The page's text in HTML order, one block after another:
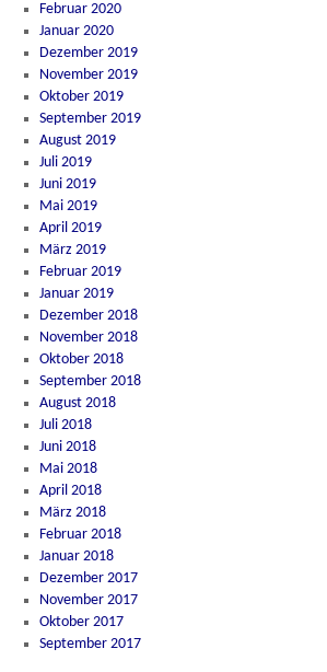
Februar 2020
Januar 2020
Dezember 2019
November 2019
Oktober 2019
September 2019
August 2019
Juli 2019
Juni 2019
Mai 2019
April 2019
März 2019
Februar 2019
Januar 2019
Dezember 2018
November 2018
Oktober 2018
September 2018
August 2018
Juli 2018
Juni 2018
Mai 2018
April 2018
März 2018
Februar 2018
Januar 2018
Dezember 2017
November 2017
Oktober 2017
September 2017